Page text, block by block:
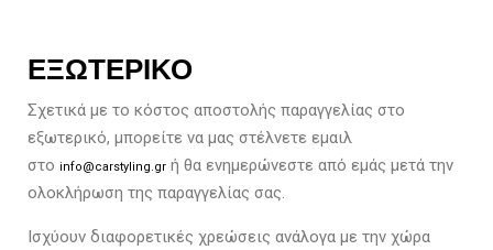
ΕΞΩΤΕΡΙΚΟ
Σχετικά με το κόστος αποστολής παραγγελίας στο
εξωτερικό, μπορείτε να μας στέλνετε εμαιλ
στο info@carstyling.gr ή θα ενημερώνεστε από εμάς μετά την
ολοκλήρωση της παραγγελίας σας.
Ισχύουν διαφορετικές χρεώσεις ανάλογα με την χώρα